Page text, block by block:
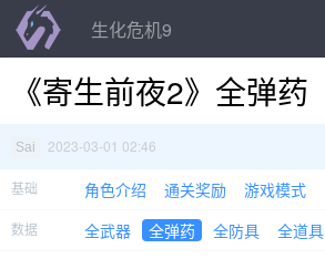
生化危机9
《寄生前夜2》全弹药
Sai 2023-03-01 02:46
基础 角色介绍 通关奖励 游戏模式
数据 全武器 全弹药 全防具 全道具